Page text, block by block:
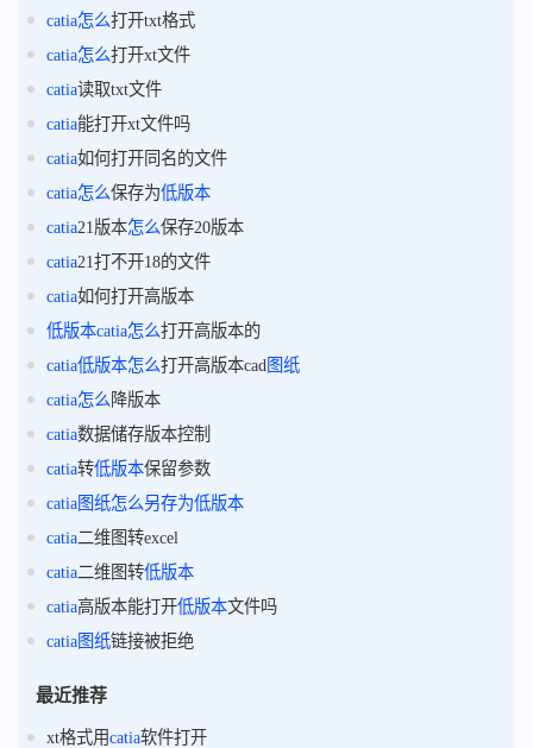
catia怎么打开txt格式
catia怎么打开xt文件
catia读取txt文件
catia能打开xt文件吗
catia如何打开同名的文件
catia怎么保存为低版本
catia21版本怎么保存20版本
catia21打不开18的文件
catia如何打开高版本
低版本catia怎么打开高版本的
catia低版本怎么打开高版本cad图纸
catia怎么降版本
catia数据储存版本控制
catia转低版本保留参数
catia图纸怎么另存为低版本
catia二维图转excel
catia二维图转低版本
catia高版本能打开低版本文件吗
catia图纸链接被拒绝
最近推荐
xt格式用catia软件打开